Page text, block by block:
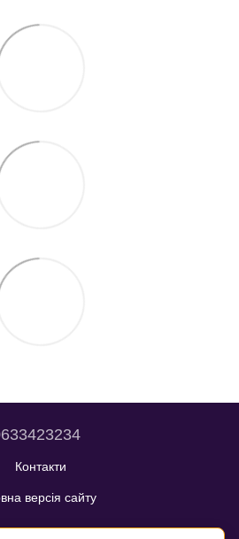
Контакти
версія сайту